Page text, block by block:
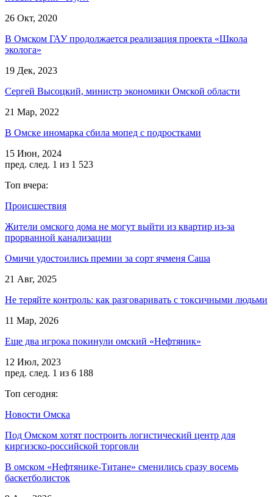
26 Окт, 2020
В Омском ГАУ продолжается реализация проекта «Школа
эколога»
19 Дек, 2023
Сергей Высоцкий, министр экономики Омской области
21 Мар, 2022
В Омске иномарка сбила мопед с подростками
15 Июн, 2024
пред. след. 1 из 1 523
Топ вчера:
Происшествия
Жители омского дома не могут выйти из квартир из-за
прорванной канализации
Омичи удостоились премии за сорт ячменя Саша
21 Авг, 2025
Не теряйте контроль: как разговаривать с токсичными людьми
11 Мар, 2026
Еще два игрока покинули омский «Нефтяник»
12 Июл, 2023
пред. след. 1 из 6 188
Топ сегодня:
Новости Омска
Под Омском хотят построить логистический центр для
киргизско-российской торговли
В омском «Нефтянике-Титане» сменились сразу восемь
баскетболисток